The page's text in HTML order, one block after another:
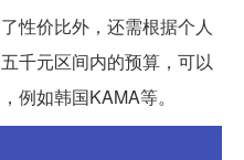
性价比外，还需根据个人
千元区间内的预算，可以
例如韩国KAMA等。